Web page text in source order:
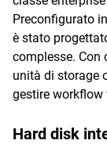
Preconfigurato
è stato
complesse. Con
unità di storage
gestire workflow
Hard disk